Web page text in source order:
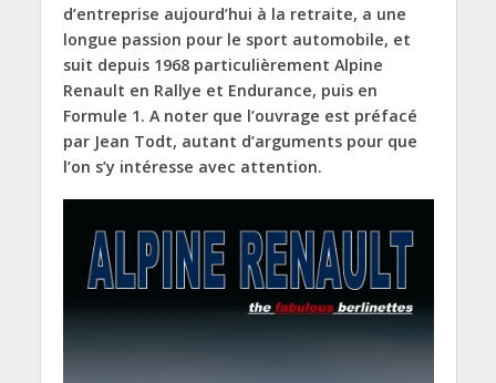
d’entreprise aujourd’hui à la retraite, a une
longue passion pour le sport automobile, et
suit depuis 1968 particulièrement Alpine
Renault en Rallye et Endurance, puis en
Formule 1. A noter que l’ouvrage est préfacé
par Jean Todt, autant d’arguments pour que
l’on s’y intéresse avec attention.